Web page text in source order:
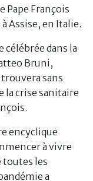
Pape François
Assise, en Italie.
célébrée dans la
Bruni,
sans
la crise sanitaire
encyclique
à vivre
toutes les
a